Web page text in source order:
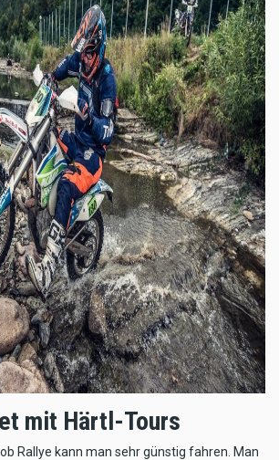
mit Härtl-Tours
Rallye kann man sehr günstig fahren. Man